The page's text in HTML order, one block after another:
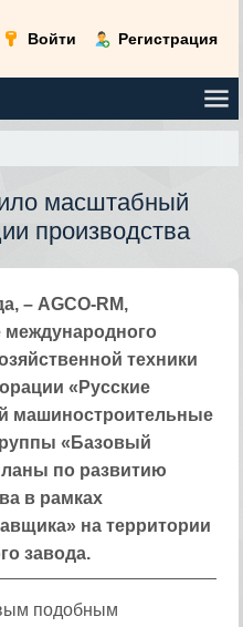
Войти Регистрация
масштабный
производства
– AGCO-RM,
международного
техники
«Русские
машиностроительные
«Базовый
по развитию
в рамках
на территории
завода.
подобным